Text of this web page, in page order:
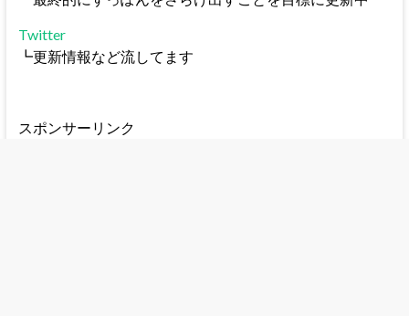
Twitter
┗更新情報など流してます
スポンサーリンク